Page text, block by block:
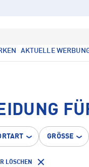
AKTUELLE
GRÖSSE
LÖSCHEN